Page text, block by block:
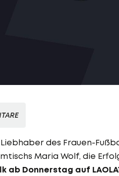
des Frauen-
Maria Wolf, die
ab Donnerstag auf